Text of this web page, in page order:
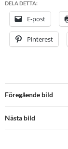
DELA DETTA:
E-post
Pinterest
Föregående bild
Nästa bild